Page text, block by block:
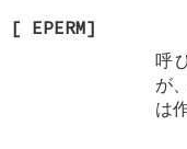
[ EPERM]
呼
が
は